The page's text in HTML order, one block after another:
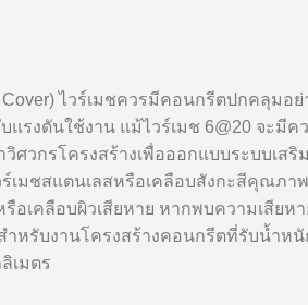
ไวร์เมชควรมีคอนกรีตปกคลุมอย่
รงดันใช้งาน แม้ไวร์เมช 6@20 จะมี
วกรโครงสร้างเพื่อออกแบบระบบเส
เมชสแตนเลสหรือเคลือบสังกะสีคุณภ
เคลือบผิวเสียหาย หากพบความเสียห
ำหรับงานโครงสร้างคอนกรีตที่รับน้ำ
เมตร